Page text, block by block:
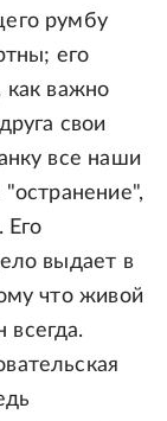
румбу
его
как важно
свои
все наши
Его
выдает в
что живой